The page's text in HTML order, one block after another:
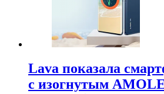
Lava показала
с изогнутым